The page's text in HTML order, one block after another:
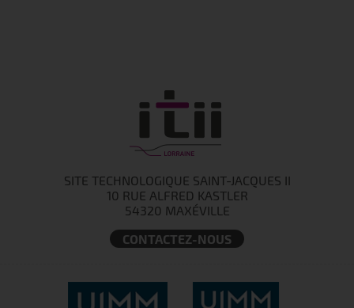
SITE TECHNOLOGIQUE SAINT-JACQUES II
10 RUE ALFRED KASTLER
54320 MAXÉVILLE
CONTACTEZ-NOUS